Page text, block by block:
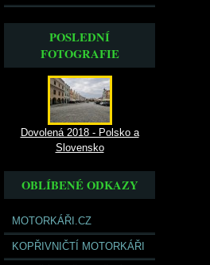
POSLEDNÍ
FOTOGRAFIE
Dovolená 2018 - Polsko a
Slovensko
OBLÍBENÉ ODKAZY
MOTORKÁŘI.CZ
KOPŘIVNIČTÍ MOTORKÁŘI